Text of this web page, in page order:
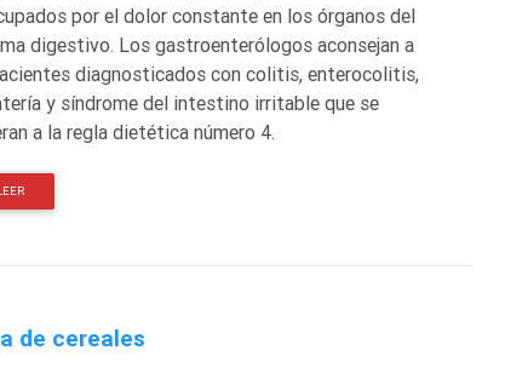
por el dolor constante en los órganos del
digestivo. Los gastroenterólogos aconsejan a
diagnosticados con colitis, enterocolitis,
y síndrome del intestino irritable que se
a la regla dietética número 4.
de cereales